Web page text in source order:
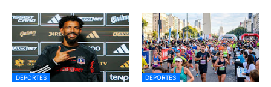
DEPORTES DEPORTES